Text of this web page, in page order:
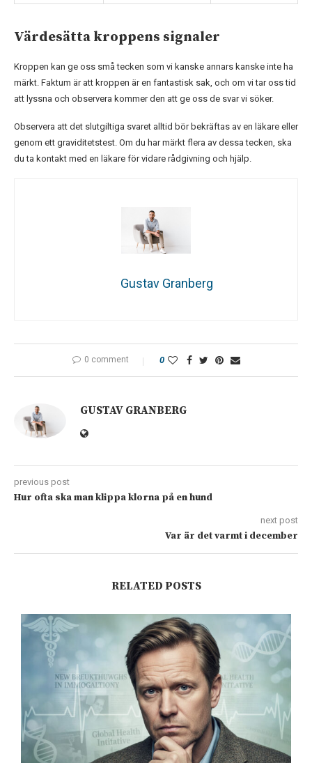
Värdesätta kroppens signaler
Kroppen kan ge oss små tecken som vi kanske annars kanske inte ha
märkt. Faktum är att kroppen är en fantastisk sak, och om vi tar oss tid
att lyssna och observera kommer den att ge oss de svar vi söker.
Observera att det slutgiltiga svaret alltid bör bekräftas av en läkare eller
genom ett graviditetstest. Om du har märkt flera av dessa tecken, ska
du ta kontakt med en läkare för vidare rådgivning och hjälp.
Gustav Granberg
0 comment 0
GUSTAV GRANBERG
previous post
Hur ofta ska man klippa klorna på en hund
next post
Var är det varmt i december
RELATED POSTS